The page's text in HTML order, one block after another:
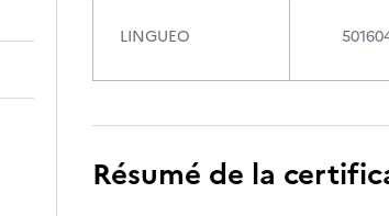
LINGUEO
Résumé de la